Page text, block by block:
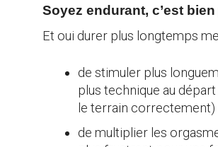
Soyez endurant, c’est
Et oui durer plus longtemps
de stimuler plus
plus technique au
le terrain correctement)
de multiplier les